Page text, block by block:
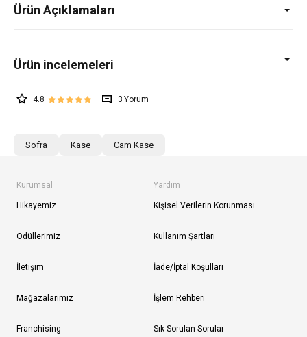
Ürün Açıklamaları
4.8 3
Sofra Kase Cam Kase
Kurumsal
Hikayemiz
Ödüllerimiz
İletişim
Mağazalarımız
Franchising
Yardım
Kişisel Verilerin Korunması
Kullanım Şartları
İade/İptal Koşulları
İşlem Rehberi
Sık Sorulan Sorular